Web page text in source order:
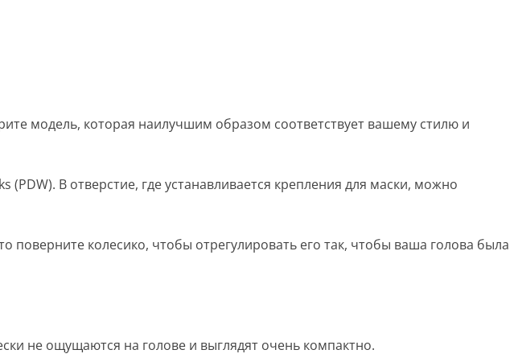
модель, которая наилучшим образом соответствует вашему стилю и
В отверстие, где устанавливается крепления для маски, можно
колесико, чтобы отрегулировать его так, чтобы ваша голова была
не ощущаются на голове и выглядят очень компактно.